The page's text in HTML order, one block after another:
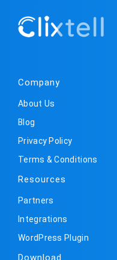
Company
About Us
Blog
Privacy Policy
Terms & Conditions
Resources
Partners
Integrations
WordPress Plugin
Download